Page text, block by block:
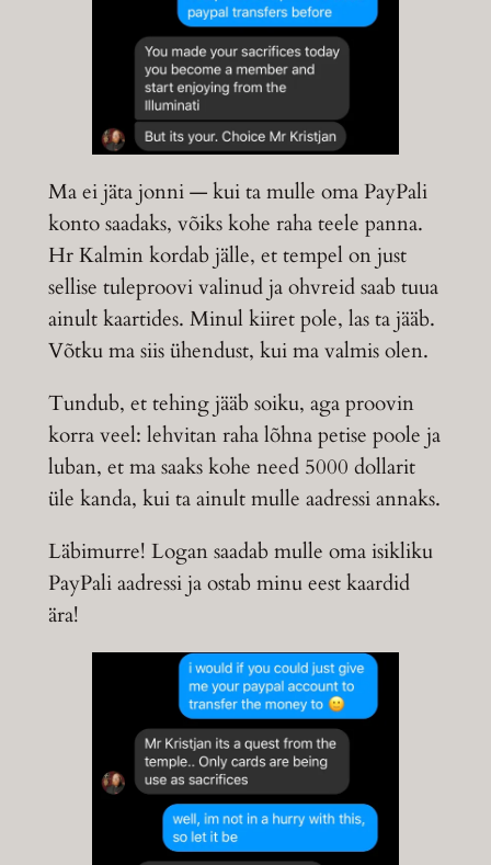
Ma ei jäta jonni — kui ta mulle oma PayPali
konto saadaks, võiks kohe raha teele panna.
Hr Kalmin kordab jälle, et tempel on just
sellise tuleproovi valinud ja ohvreid saab tuua
ainult kaartides. Minul kiiret pole, las ta jääb.
Võtku ma siis ühendust, kui ma valmis olen.
Tundub, et tehing jääb soiku, aga proovin
korra veel: lehvitan raha lõhna petise poole ja
luban, et ma saaks kohe need 5000 dollarit
üle kanda, kui ta ainult mulle aadressi annaks.
Läbimurre! Logan saadab mulle oma isikliku
PayPali aadressi ja ostab minu eest kaardid
ära!